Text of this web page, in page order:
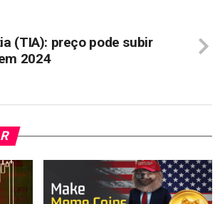
(TIA): preço pode subir
2024